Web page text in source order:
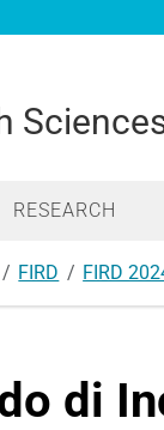
RESEARCH
FIRD FIRD
di